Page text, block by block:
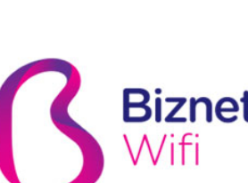
DOWNLOAD:
EPS JPG| ONE COLOR